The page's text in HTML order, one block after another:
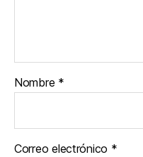
Nombre *
Correo electrónico *